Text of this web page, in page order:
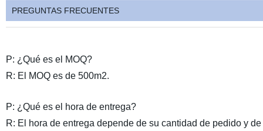
PREGUNTAS FRECUENTES
P: ¿Qué es el MOQ?
R: El MOQ es de 500m2.
P: ¿Qué es el hora de entrega?
R: El hora de entrega depende de su cantidad de pedido y